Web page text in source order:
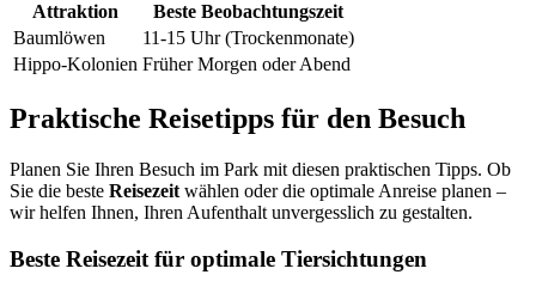
Attraktion
Beste Beobachtungszeit
Baumlöwen
11-15 Uhr (Trockenmonate)
Hippo-Kolonien Früher Morgen oder Abend
Praktische Reisetipps für den Besuch
Planen Sie Ihren Besuch im Park mit diesen praktischen Tipps. Ob
Sie die beste Reisezeit wählen oder die optimale Anreise planen –
wir helfen Ihnen, Ihren Aufenthalt unvergesslich zu gestalten.
Beste Reisezeit für optimale Tiersichtungen